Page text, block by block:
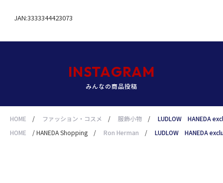
HOME / ファッション・コスメ / 服飾小物 /
LUDLOW HANEDA
HOME
/HANEDA Shopping / Ron Herman / LUDLOW HANEDA
JAN:3333344423073
INSTAGRAM
みんなの商品投稿